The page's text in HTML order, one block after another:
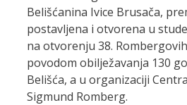
Belišćanina Ivice Brusača,
postavljena i otvorena u
na otvorenju 38.
povodom obilježavanja 130
Belišća, a u organizaciji
Sigmund Romberg.